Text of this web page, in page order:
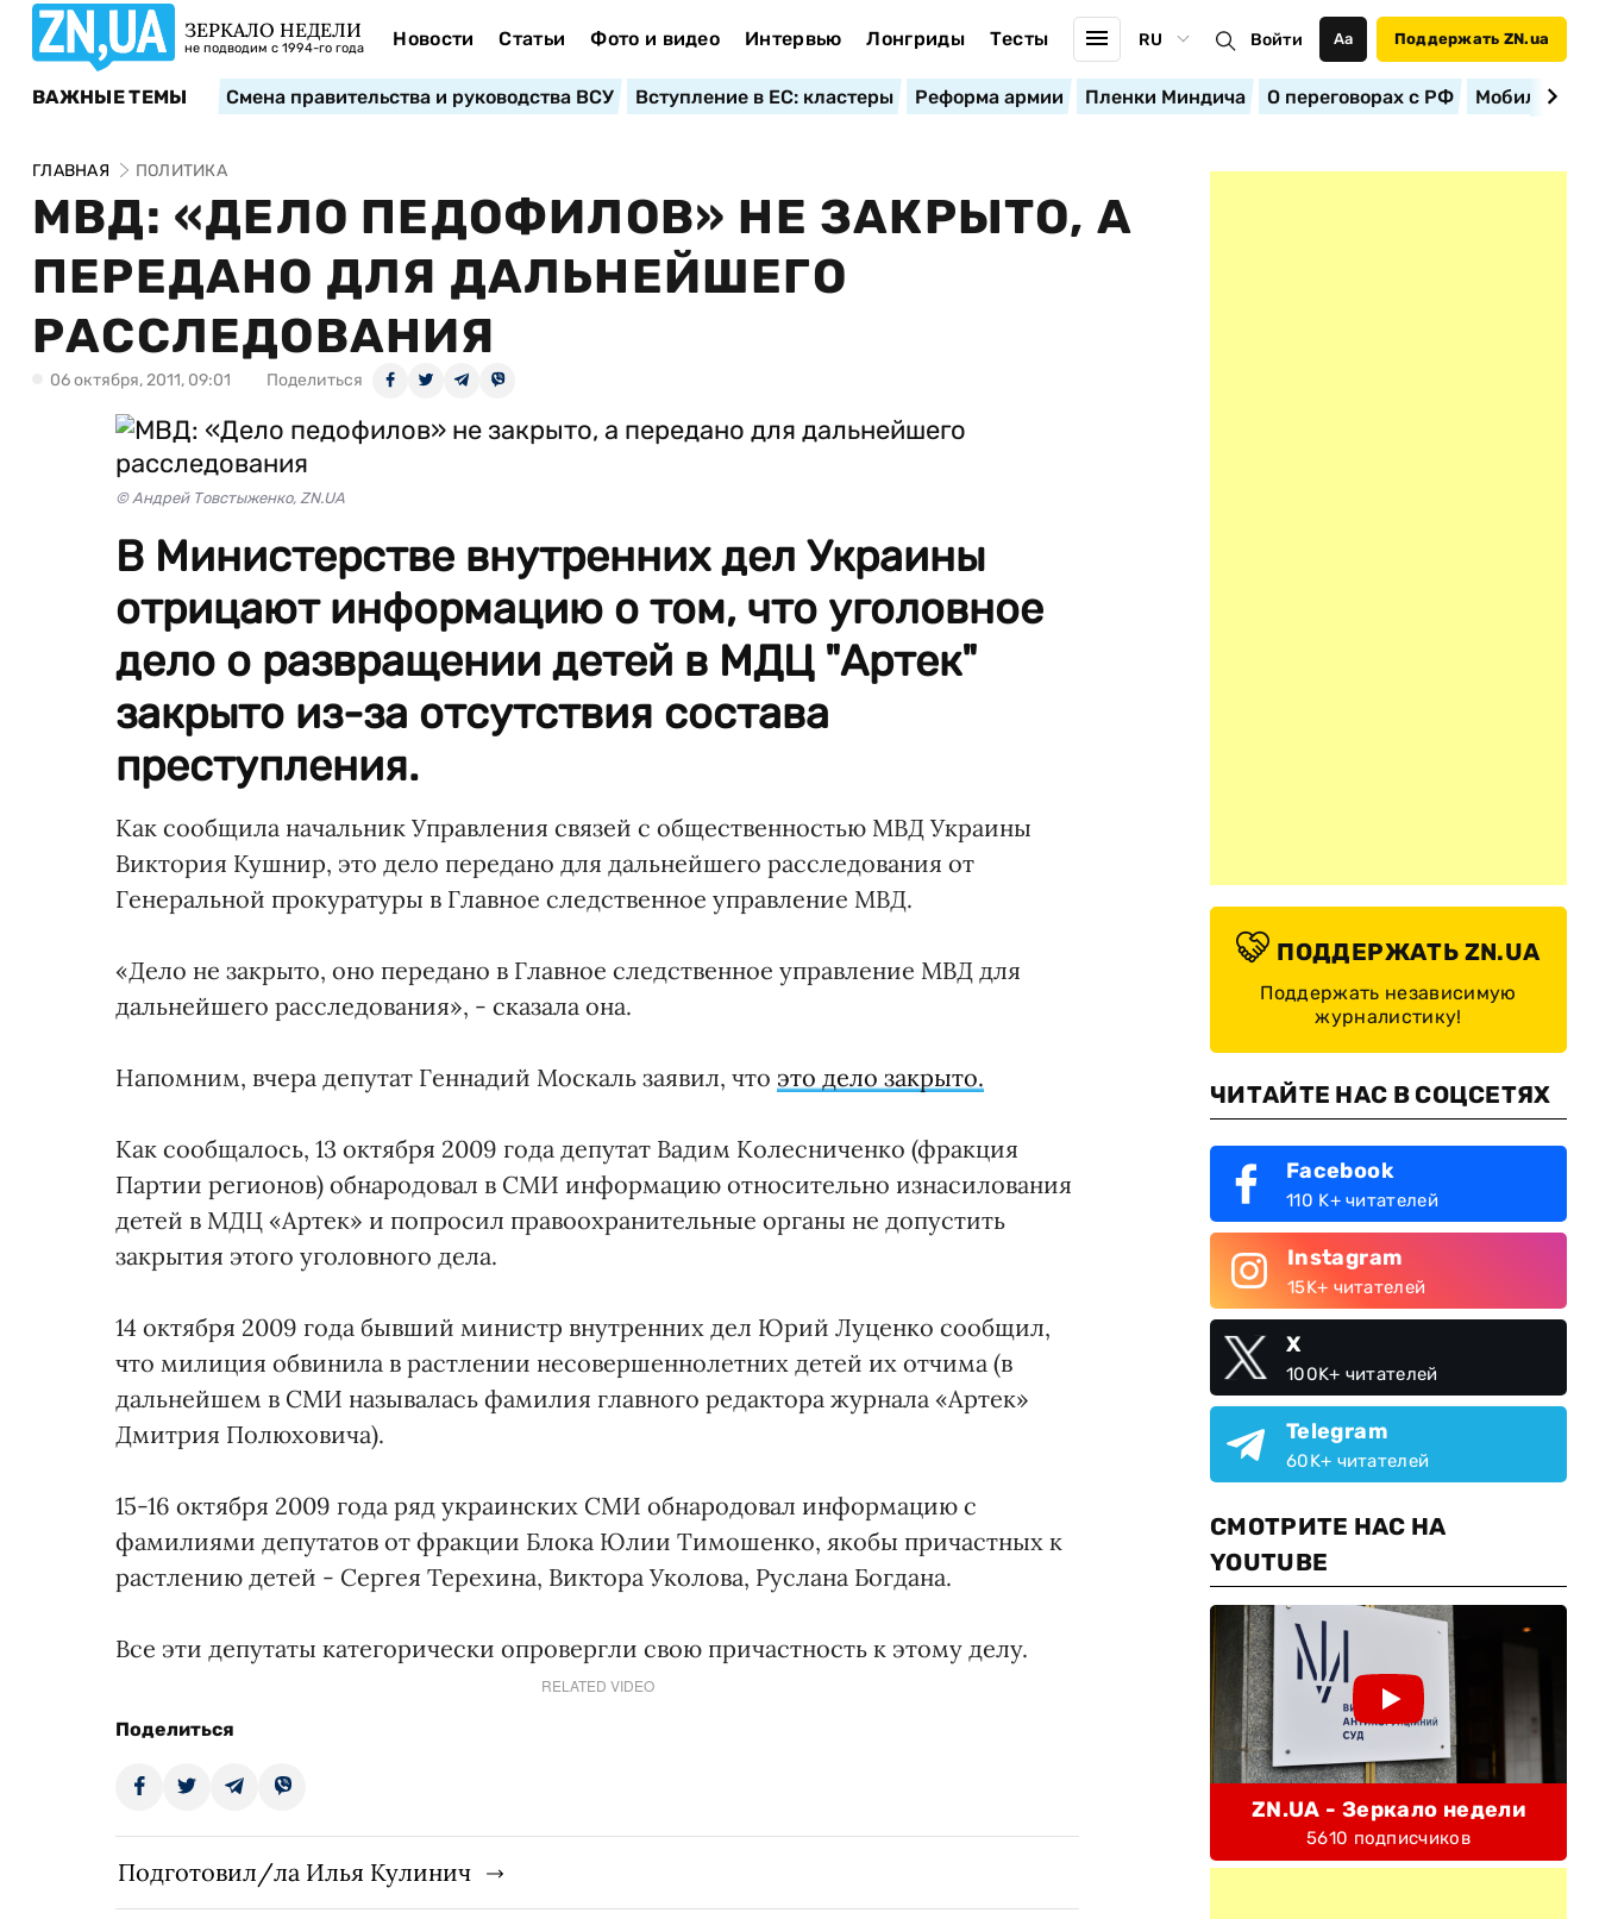
ЗЕРКАЛО НЕДЕЛИ
не подводим с 1994-го года Новости Статьи Фото и видео Интервью Лонгриды Тесты RU Войти Аа Поддержать ZN.ua
ВАЖНЫЕ ТЕМЫ Смена правительства и руководства ВСУ Вступление в ЕС: кластеры Реформа армии Пленки Миндича О переговорах с РФ
ГЛАВНАЯ ПОЛИТИКА
МВД: «ДЕЛО ПЕДОФИЛОВ» НЕ ЗАКРЫТО, А
ПЕРЕДАНО ДЛЯ ДАЛЬНЕЙШЕГО
РАССЛЕДОВАНИЯ
06 октября, 2011, 09:01 Поделиться
© Андрей Товстыженко, ZN.UA
В Министерстве внутренних дел Украины
отрицают информацию о том, что уголовное
дело о развращении детей в МДЦ "Артек"
закрыто из-за отсутствия состава
преступления.
Как сообщила начальник Управления связей с общественностью МВД Украины
Виктория Кушнир, это дело передано для дальнейшего расследования от
Генеральной прокуратуры в Главное следственное управление МВД.
«Дело не закрыто, оно передано в Главное следственное управление МВД для
дальнейшего расследования», - сказала она.
Напомним, вчера депутат Геннадий Москаль заявил, что это дело закрыто.
Как сообщалось, 13 октября 2009 года депутат Вадим Колесниченко (фракция
Партии регионов) обнародовал в СМИ информацию относительно изнасилования
детей в МДЦ «Артек» и попросил правоохранительные органы не допустить
закрытия этого уголовного дела.
14 октября 2009 года бывший министр внутренних дел Юрий Луценко сообщил,
что милиция обвинила в растлении несовершеннолетних детей их отчима (в
дальнейшем в СМИ называлась фамилия главного редактора журнала «Артек»
Дмитрия Полюховича).
15-16 октября 2009 года ряд украинских СМИ обнародовал информацию с
фамилиями депутатов от фракции Блока Юлии Тимошенко, якобы причастных к
растлению детей - Сергея Терехина, Виктора Уколова, Руслана Богдана.
Все эти депутаты категорически опровергли свою причастность к этому делу.
RELATED VIDEO
Поделиться
Подготовил/ла Илья Кулинич
ПОДДЕРЖАТЬ ZN.UA
Поддержать независимую
журналистику!
ЧИТАЙТЕ НАС В СОЦСЕТЯХ
Facebook
110 K+ читателей
Instagram
15K+ читателей
X
100K+ читателей
Telegram
60K+ читателей
СМОТРИТЕ НАС НА
YOUTUBE
ZN.UA - Зеркало недели
5610 подписчиков